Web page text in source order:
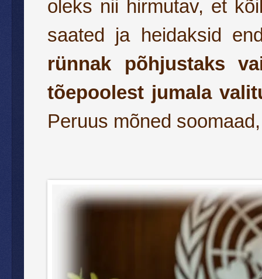
oleks nii hirmutav, et
saated ja heidaksid
rünnak põhjustaks
tõepoolest jumala
Peruus mõned